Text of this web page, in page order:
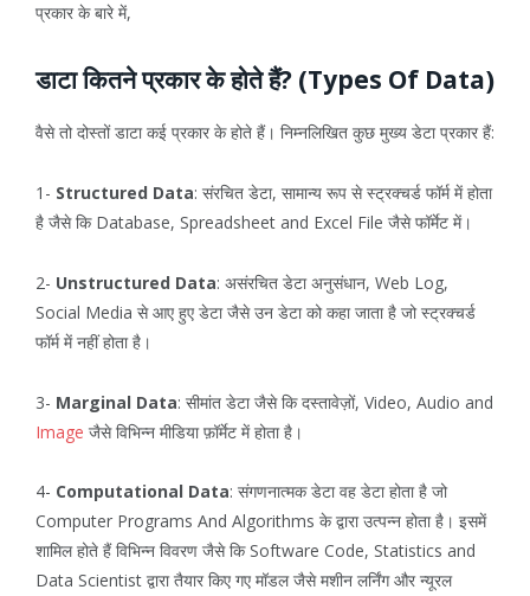
प्रकार के बारे में,
डाटा कितने प्रकार के होते हैं? (Types Of Data)
वैसे तो दोस्तों डाटा कई प्रकार के होते हैं। निम्नलिखित कुछ मुख्य डेटा प्रकार हैं:
1- Structured Data: संरचित डेटा, सामान्य रूप से स्ट्रक्चर्ड फॉर्म में होता
है जैसे कि Database, Spreadsheet and Excel File जैसे फॉर्मेट में।
2- Unstructured Data: असंरचित डेटा अनुसंधान, Web Log,
Social Media से आए हुए डेटा जैसे उन डेटा को कहा जाता है जो स्ट्रक्चर्ड
फॉर्म में नहीं होता है।
3- Marginal Data: सीमांत डेटा जैसे कि दस्तावेज़ों, Video, Audio and
Image जैसे विभिन्न मीडिया फ़ॉर्मेट में होता है।
4- Computational Data: संगणनात्मक डेटा वह डेटा होता है जो
Computer Programs And Algorithms के द्वारा उत्पन्न होता है। इसमें
शामिल होते हैं विभिन्न विवरण जैसे कि Software Code, Statistics and
Data Scientist द्वारा तैयार किए गए मॉडल जैसे मशीन लर्निंग और न्यूरल